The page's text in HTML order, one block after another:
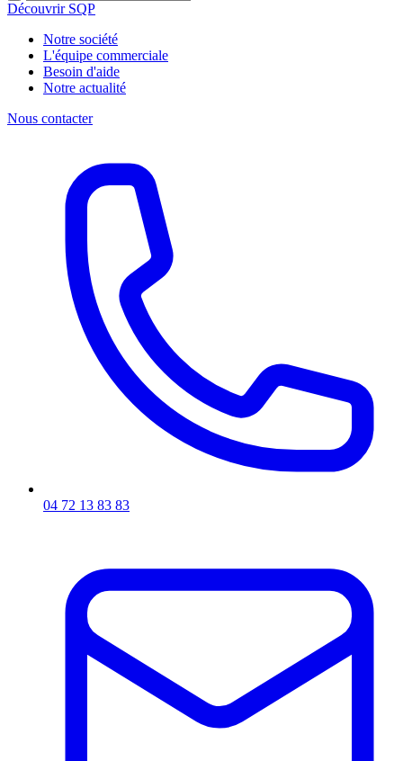
Découvrir SQP
Notre société
L'équipe commerciale
Besoin d'aide
Notre actualité
Nous contacter
04 72 13 83 83